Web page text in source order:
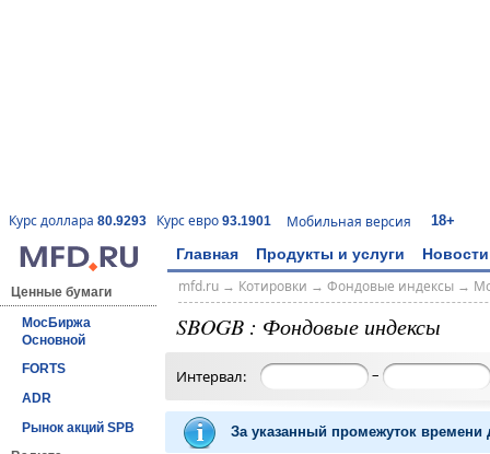
Курс доллара 80.9293 Курс евро 93.1901 Мобильная версия 18+
Главная Продукты и услуги Новости
Ценные бумаги
МосБиржа
Основной
FORTS
ADR
Рынок акций SPB
mfd.ru→ Котировки → Фондовые индексы→
SBOGB : Фондовые индексы
Интервал: –
За указанный промежуток времени